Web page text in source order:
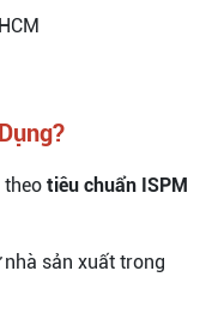
theo tiêu chuẩn ISPM
sản xuất trong